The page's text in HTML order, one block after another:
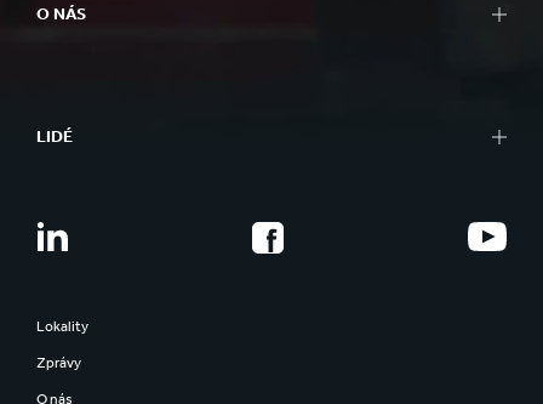
O NÁS
LIDÉ
Lokality
Zprávy
O nás